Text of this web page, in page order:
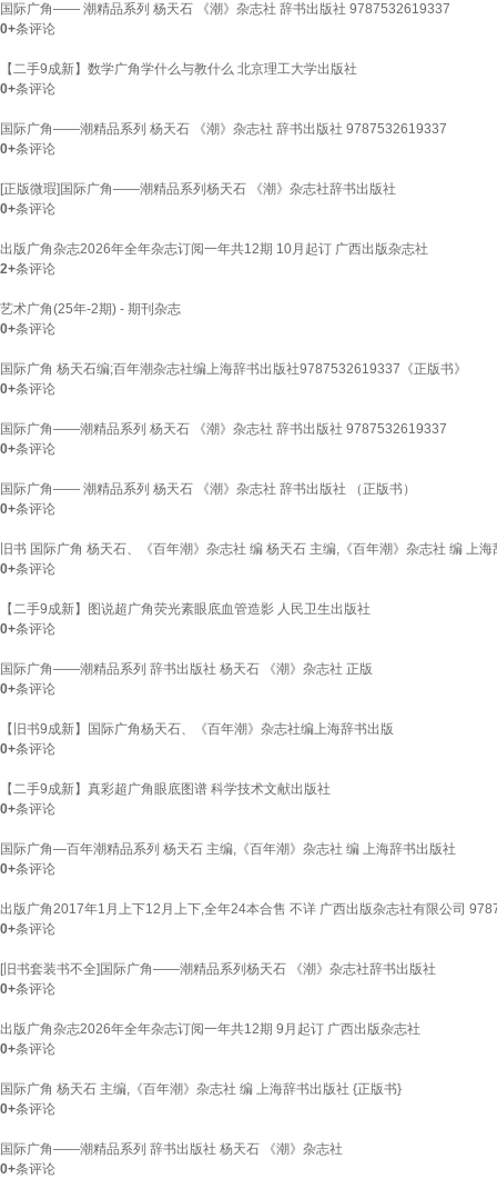
国际广角—— 潮精品系列 杨天石 《潮》杂志社 辞书出版社 9787532619337
0+条评论
【二手9成新】数学广角学什么与教什么 北京理工大学出版社
0+条评论
国际广角——潮精品系列 杨天石 《潮》杂志社 辞书出版社 9787532619337
0+条评论
[正版微瑕]国际广角——潮精品系列杨天石 《潮》杂志社辞书出版社
0+条评论
出版广角杂志2026年全年杂志订阅一年共12期 10月起订 广西出版杂志社
2+条评论
艺术广角(25年-2期) - 期刊杂志
0+条评论
国际广角 杨天石编;百年潮杂志社编上海辞书出版社9787532619337《正版书》
0+条评论
国际广角——潮精品系列 杨天石 《潮》杂志社 辞书出版社 9787532619337
0+条评论
国际广角—— 潮精品系列 杨天石 《潮》杂志社 辞书出版社 （正版书）
0+条评论
旧书 国际广角 杨天石、《百年潮》杂志社 编 杨天石 主编,《百年潮》杂志社 编 上海
0+条评论
【二手9成新】图说超广角荧光素眼底血管造影 人民卫生出版社
0+条评论
国际广角——潮精品系列 辞书出版社 杨天石 《潮》杂志社 正版
0+条评论
【旧书9成新】国际广角杨天石、《百年潮》杂志社编上海辞书出版
0+条评论
【二手9成新】真彩超广角眼底图谱 科学技术文献出版社
0+条评论
国际广角—百年潮精品系列 杨天石 主编,《百年潮》杂志社 编 上海辞书出版社
0+条评论
出版广角2017年1月上下12月上下,全年24本合售 不详 广西出版杂志社有限公司
0+条评论
[旧书套装书不全]国际广角——潮精品系列杨天石 《潮》杂志社辞书出版社
0+条评论
出版广角杂志2026年全年杂志订阅一年共12期 9月起订 广西出版杂志社
0+条评论
国际广角 杨天石 主编,《百年潮》杂志社 编 上海辞书出版社 {正版书}
0+条评论
国际广角——潮精品系列 辞书出版社 杨天石 《潮》杂志社
0+条评论